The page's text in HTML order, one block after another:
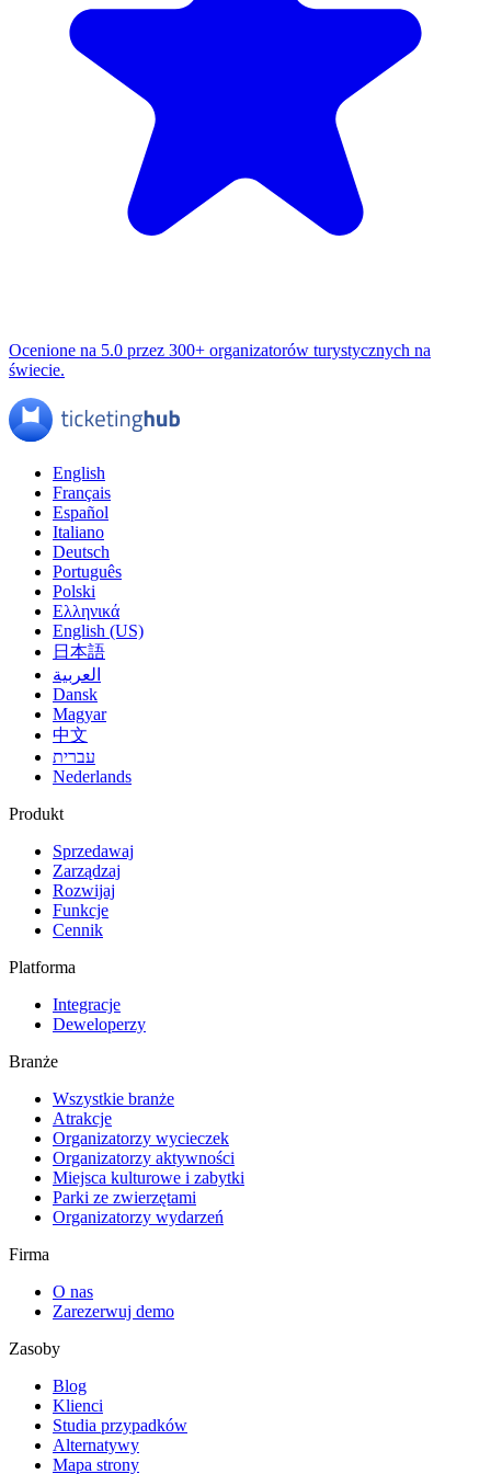
Ocenione na 5.0 przez 300+ organizatorów turystycznych na
świecie.
English
Français
Español
Italiano
Deutsch
Português
Polski
Ελληνικά
English (US)
日本語
العربية
Dansk
Magyar
中文
עברית
Nederlands
Produkt
Sprzedawaj
Zarządzaj
Rozwijaj
Funkcje
Cennik
Platforma
Integracje
Deweloperzy
Branże
Wszystkie branże
Atrakcje
Organizatorzy wycieczek
Organizatorzy aktywności
Miejsca kulturowe i zabytki
Parki ze zwierzętami
Organizatorzy wydarzeń
Firma
O nas
Zarezerwuj demo
Zasoby
Blog
Klienci
Studia przypadków
Alternatywy
Mapa strony